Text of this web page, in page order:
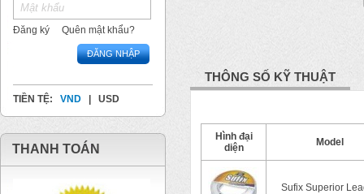
Đăng ký Quên mật khẩu?
ĐĂNG NHẬP
TIỀN TỆ: VND USD
THANH TOÁN
THÔNG SỐ KỸ THUẬT
Hình đại
diện
Model
Sufix Superior